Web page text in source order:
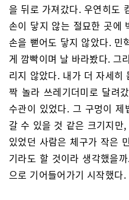
을 뒤로 가져갔다. 우연히도
손이 닿지 않는 절묘한 곳에
손을 뻗어도 닿지 않았다. 민
게 깜빡이며 날 바라봤다. 그
리지 않았다. 내가 더 자세히
짝 놀라 쓰레기더미로 달려
수관이 있었다. 그 구멍이
갈 수 있을 것 같은 크기지
있었던 사람은 체구가 작은
기라도 할 것이라 생각했을
으로 기어들어가기 시작했다.